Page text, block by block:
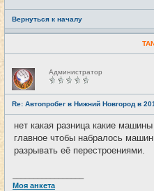
Вернуться к началу
Н
е
в
с
е
т
и
Администратор
Re: Автопробег в Нижний Новгород в
нет какая разница какие
главное чтобы набралось
разрывать её перестроениями.
Моя анкета